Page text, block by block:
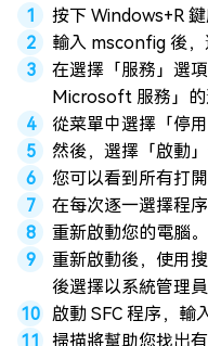
按下 Windows+R 鍵
輸入 msconfig 後，
在選擇「服務」選
Microsoft 服務」的
從菜單中選擇「停用
然後，選擇「啟動
您可以看到所有打開
在每次逐一選擇程
重新啟動您的電腦。
重新啟動後，使用
後選擇以系統管理員
啟動 SFC 程序，輸
掃描將幫助您找出